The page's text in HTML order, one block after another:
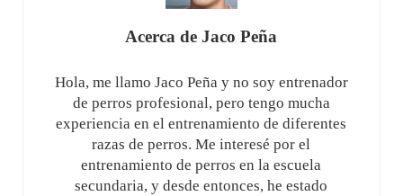
Acerca deJaco Peña
Hola, me llamo Jaco Peña y no soy entrenador
de perros profesional, pero tengo mucha
experiencia en el entrenamiento de diferentes
razas de perros. Me interesé por el
entrenamiento de perros en la escuela
secundaria, y desde entonces, he estado